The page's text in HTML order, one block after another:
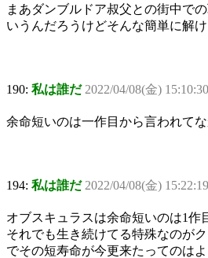
まあダンブルドア叔父との街中で
いうんだろうけどそんな簡単に解け
190: 私は誰だ 2022/04/08(金)
余命短いのは一作目から言われて
194: 私は誰だ 2022/04/08(金)
オブスキュラスは余命短いのは1作
それでも生き続けてる特殊なのが
でその短寿命が今更来たってのは